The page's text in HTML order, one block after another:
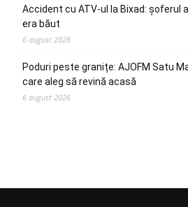
Accident cu ATV-ul la Bixad: șoferul
era băut
6 august 2026
Poduri peste granițe: AJOFM Satu
care aleg să revină acasă
6 august 2026